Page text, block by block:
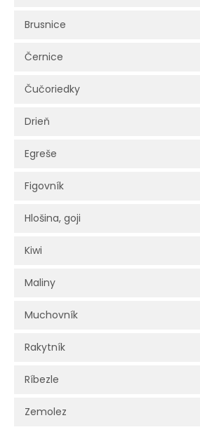
Brusnice
Černice
Čučoriedky
Drieň
Egreše
Figovník
Hlošina, goji
Kiwi
Maliny
Muchovník
Rakytník
Ríbezle
Zemolez